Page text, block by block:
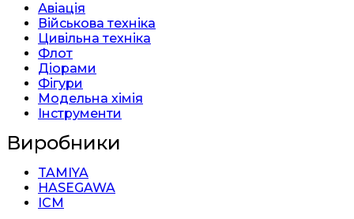
Авіація
Військова техніка
Цивільна техніка
Флот
Діорами
Фігури
Модельна хімія
Інструменти
Виробники
TAMIYA
HASEGAWA
ICM